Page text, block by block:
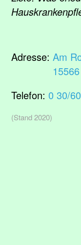
Adresse: Am
Telefon: 0 30/
(Stand 2020)